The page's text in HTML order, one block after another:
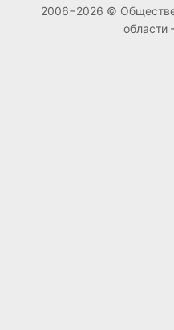
2006−2026 ©
области